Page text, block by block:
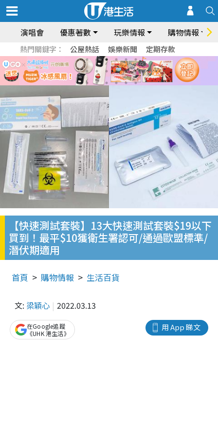
演唱會 優惠著數 玩樂情報 購物情報
熱門關鍵字： 公屋熱話 娛樂新聞 定期存款
【快速測試套裝】13大快速測試套裝$19以下
買到！最平$10獲衛生署認可/通過歐盟標準/
潛伏期適用
首頁 購物情報 生活百貨
文: 梁穎心 2022.03.13
用 App 睇文
在Google追蹤
《UHK 港生活》